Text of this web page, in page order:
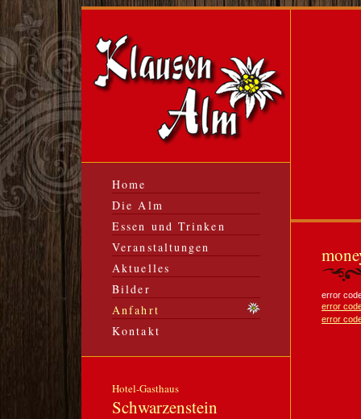
Home
Die Alm
Essen und Trinken
Veranstaltungen
Aktuelles
Bilder
Anfahrt
Kontakt
Hotel-Gasthaus
Schwarzenstein
error
error
error